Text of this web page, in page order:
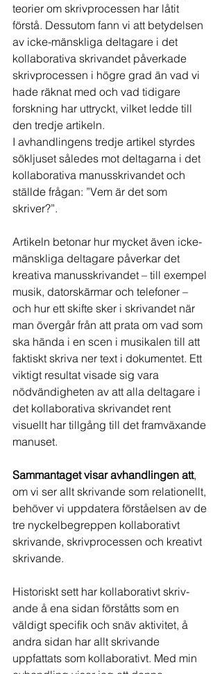
teorier om skrivprocessen har låtit
förstå. Dessutom fann vi att betydelsen
av icke-mänskliga deltagare i det
kollaborativa skrivandet påverkade
skrivprocessen i högre grad än vad vi
hade räknat med och vad tidigare
forskning har uttryckt, vilket ledde till
den tredje artikeln.
I avhandlingens tredje artikel styrdes
sökljuset således mot deltagarna i det
kollaborativa manusskrivandet och
ställde frågan: ”Vem är det som
skriver?”.
Artikeln betonar hur mycket även icke-
mänskliga deltagare påverkar det
kreativa manusskrivandet – till exempel
musik, datorskärmar och telefoner –
och hur ett skifte sker i skrivandet när
man övergår från att prata om vad som
ska hända i en scen i musikalen till att
faktiskt skriva ner text i dokumentet. Ett
viktigt resultat visade sig vara
nödvändigheten av att alla deltagare i
det kollaborativa skrivandet rent
visuellt har tillgång till det framväxande
manuset.
Sammantaget visar avhandlingen att,
om vi ser allt skrivande som relationellt,
behöver vi uppdatera förståelsen av de
tre nyckelbegreppen kollaborativt
skrivande, skrivprocessen och kreativt
skrivande.
Historiskt sett har kollaborativt skriv­
ande å ena sidan förståtts som en
väldigt specifik och snäv aktivitet, å
andra sidan har allt skrivande
uppfattats som kolla­borativt. Med min